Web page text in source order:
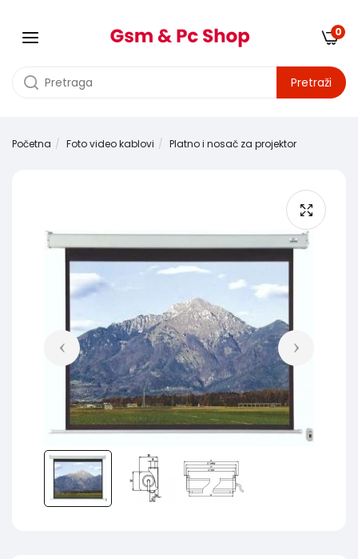
Pretraži
0
Početna Foto video kablovi Platno i nosač za projektor